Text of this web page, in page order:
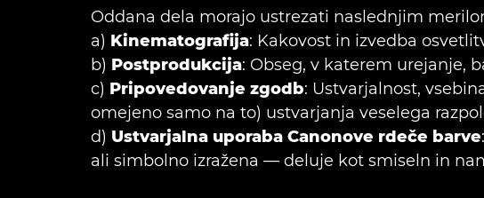
Oddana dela morajo ustrezati naslednjim
a) Kinematografija: Kakovost in izvedba
b) Postprodukcija: Obseg, v katerem urejanje,
c) Pripovedovanje zgodb: Ustvarjalnost,
omejeno samo na to) ustvarjanja veselega
d) Ustvarjalna uporaba Canonove rdeče barve
ali simbolno izražena — deluje kot smiseln in